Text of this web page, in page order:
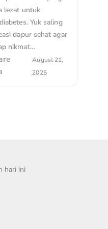
lezat untuk
Yuk saling
dapur sehat agar
nikmat…
August 21,
2025
hari ini